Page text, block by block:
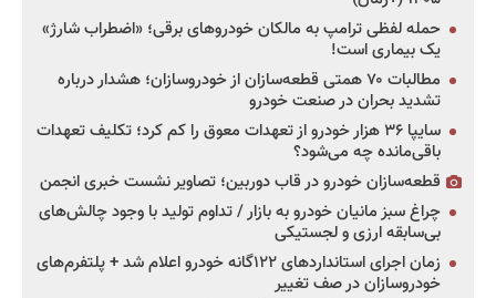
حمله لفظی ترامپ به مالکان خودروهای برقی؛ «اضطراب شارژ»
یک بیماری است!
مطالبات ۷۰ همتی قطعه‌سازان از خودروسازان؛ هشدار درباره
تشدید بحران در صنعت خودرو
سایپا ۳۶ هزار خودرو از تعهدات معوق را کم کرد؛ تکلیف تعهدات
باقی‌مانده چه می‌شود؟
قطعه‌سازان خودرو در قاب دوربین؛ تصاویر نشست خبری انجمن
چراغ سبز مانیان خودرو به بازار / تداوم تولید با وجود چالش‌های
بی‌سابقه ارزی و لجستیکی
زمان اجرای استانداردهای ۱۲۲گانه خودرو اعلام شد + پلتفرم‌های
خودروسازان در صف تغییر